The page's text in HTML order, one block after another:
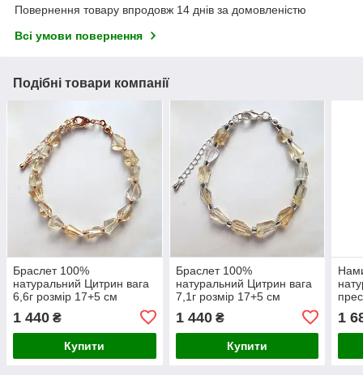
Повернення товару впродовж 14 днів за домовленістю
Всі умови повернення
Подібні товари компанії
Браслет 100%
натуральний Цитрин вага
6,6г розмір 17+5 см
1 440 ₴
Купити
Браслет 100%
натуральний Цитрин вага
7,1г розмір 17+5 см
1 440₴
Купити
см
1